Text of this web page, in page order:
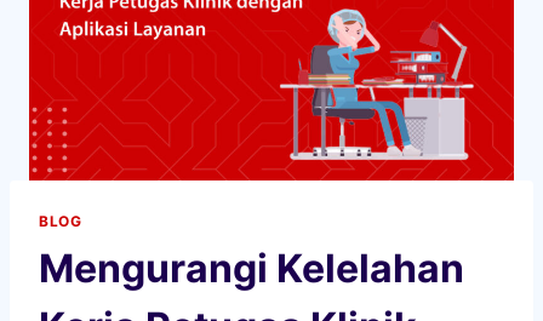
BLOG
Mengurangi Kelelahan